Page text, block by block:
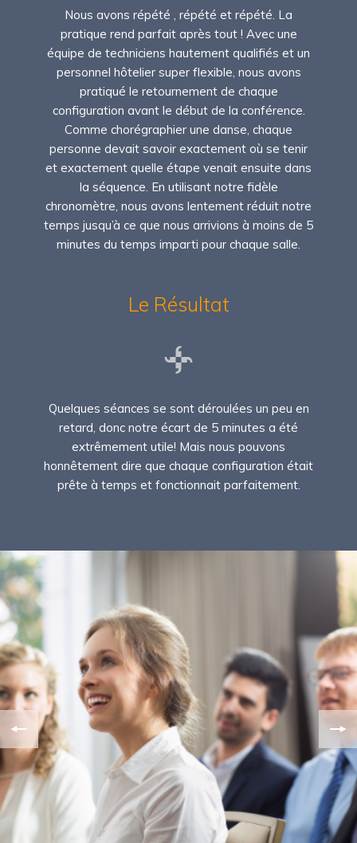
Nous avons répété , répété et répété. La
pratique rend parfait après tout ! Avec une
équipe de techniciens hautement qualifiés et un
personnel hôtelier super flexible, nous avons
pratiqué le retournement de chaque
configuration avant le début de la conférence.
Comme chorégraphier une danse, chaque
personne devait savoir exactement où se tenir
et exactement quelle étape venait ensuite dans
la séquence. En utilisant notre fidèle
chronomètre, nous avons lentement réduit notre
temps jusqu’à ce que nous arrivions à moins de 5
minutes du temps imparti pour chaque salle.
Le Résultat
Quelques séances se sont déroulées un peu en
retard, donc notre écart de 5 minutes a été
extrêmement utile! Mais nous pouvons
honnêtement dire que chaque configuration était
prête à temps et fonctionnait parfaitement.